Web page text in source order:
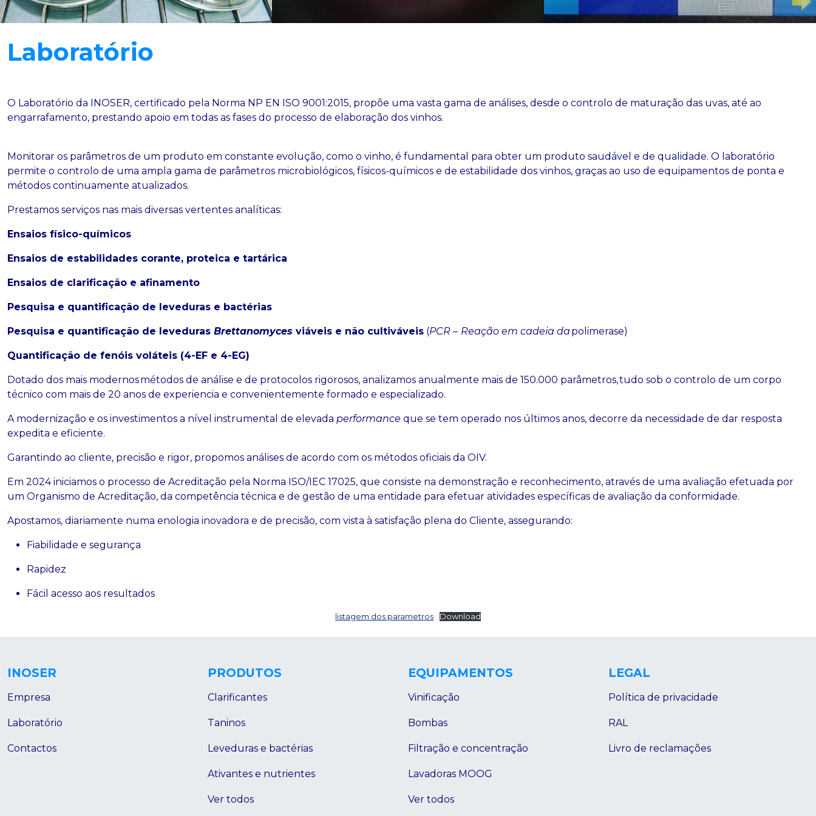
Laboratório
O Laboratório da INOSER, certificado pela Norma NP EN ISO 9001:2015, propõe uma vasta gama de análises, desde o controlo de maturação das uvas, até ao
engarrafamento, prestando apoio em todas as fases do processo de elaboração dos vinhos.
Monitorar os parâmetros de um produto em constante evolução, como o vinho, é fundamental para obter um produto saudável e de qualidade. O laboratório
permite o controlo de uma ampla gama de parâmetros microbiológicos, físicos-químicos e de estabilidade dos vinhos, graças ao uso de equipamentos de ponta e
métodos continuamente atualizados.
Prestamos serviços nas mais diversas vertentes analíticas:
Ensaios físico-químicos
Ensaios de estabilidades corante, proteica e tartárica
Ensaios de clarificação e afinamento
Pesquisa e quantificação de leveduras e bactérias
Pesquisa e quantificação de leveduras Brettanomyces viáveis e não cultiváveis (PCR – Reação em cadeia da polimerase)
Quantificação de fenóis voláteis (4-EF e 4-EG)
Dotado dos mais modernos métodos de análise e de protocolos rigorosos, analizamos anualmente mais de 150.000 parâmetros, tudo sob o controlo de um corpo
técnico com mais de 20 anos de experiencia e convenientemente formado e especializado.
A modernização e os investimentos a nível instrumental de elevada performance que se tem operado nos últimos anos, decorre da necessidade de dar resposta
expedita e eficiente.
Garantindo ao cliente, precisão e rigor, propomos análises de acordo com os métodos oficiais da OIV.
Em 2024 iniciamos o processo de Acreditação pela Norma ISO/IEC 17025, que consiste na demonstração e reconhecimento, através de uma avaliação efetuada por
um Organismo de Acreditação, da competência técnica e de gestão de uma entidade para efetuar atividades específicas de avaliação da conformidade.
Apostamos, diariamente numa enologia inovadora e de precisão, com vista à satisfação plena do Cliente, assegurando:
Fiabilidade e segurança
Rapidez
Fácil acesso aos resultados
listagem dos parametros Download
INOSER
Empresa
Laboratório
Contactos
PRODUTOS
Clarificantes
Taninos
Leveduras e bactérias
Ativantes e nutrientes
Ver todos
EQUIPAMENTOS
Vinificação
Bombas
Filtração e concentração
Lavadoras MOOG
Ver todos
LEGAL
Política de privacidade
RAL
Livro de reclamações